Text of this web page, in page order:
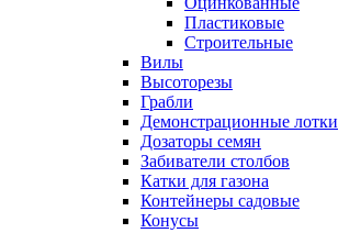
Пластиковые
Строительные
Вилы
Высоторезы
Грабли
Демонстрационные лотки
Дозаторы семян
Забиватели столбов
Катки для газона
Контейнеры садовые
Конусы